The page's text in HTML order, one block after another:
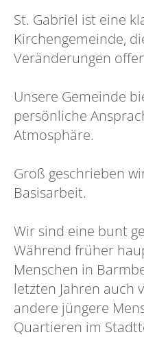
St. Gabriel ist eine
Kirchengemeinde,
Veränderungen
Unsere Gemeinde
persönliche
Atmosphäre.
Groß geschrieben
Basisarbeit.
Wir sind eine bunt
Während früher
Menschen in
letzten Jahren auch
andere jüngere
Quartieren im